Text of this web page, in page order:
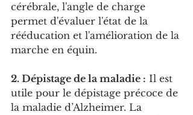
cérébrale, l'angle de charge
permet d'évaluer l'état de la
rééducation et l'amélioration de la
marche en équin.
2. Dépistage de la maladie : Il est
utile pour le dépistage précoce de
la maladie d’Alzheimer. La